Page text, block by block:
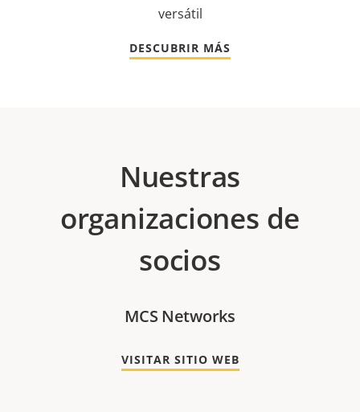
versátil
DESCUBRIR MÁS
Nuestras
organizaciones de
socios
MCS Networks
VISITAR SITIO WEB